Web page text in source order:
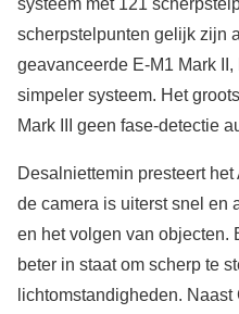
scherpstelpunten gelijk zijn
geavanceerde E-M1 Mark
simpeler systeem. Het
Mark III geen fase-detectie
Desalniettemin presteert
de camera is uiterst snel en
en het volgen van objecten.
beter in staat om scherp te
lichtomstandigheden.